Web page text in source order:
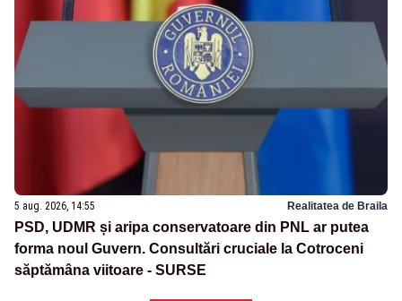
5 aug. 2026, 14:55 Realitatea de Braila
PSD, UDMR și aripa conservatoare din PNL ar putea
forma noul Guvern. Consultări cruciale la Cotroceni
săptămâna viitoare - SURSE